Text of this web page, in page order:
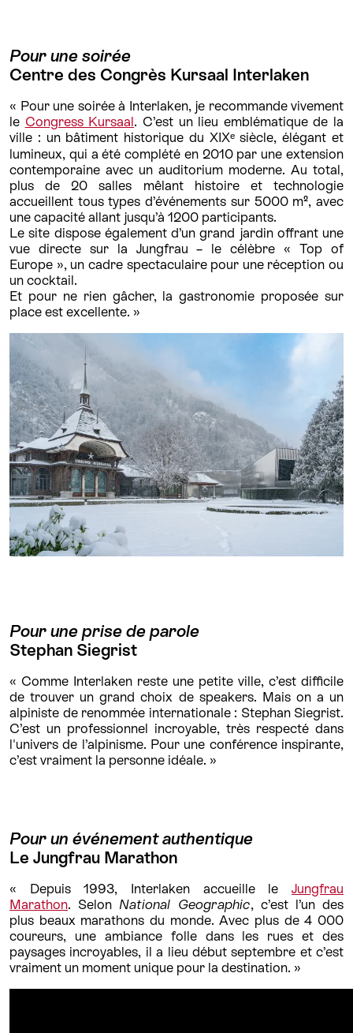
Pour une soirée
Centre des Congrès Kursaal Interlaken
« Pour une soirée à Interlaken, je recommande vivement
le Congress Kursaal. C’est un lieu emblématique de la
ville : un bâtiment historique du XIXᵉ siècle, élégant et
lumineux, qui a été complété en 2010 par une extension
contemporaine avec un auditorium moderne. Au total,
plus de 20 salles mêlant histoire et technologie
accueillent tous types d’événements sur 5000 m², avec
une capacité allant jusqu’à 1200 participants.
Le site dispose également d’un grand jardin offrant une
vue directe sur la Jungfrau – le célèbre « Top of
Europe », un cadre spectaculaire pour une réception ou
un cocktail.
Et pour ne rien gâcher, la gastronomie proposée sur
place est excellente. »
Pour une prise de parole
Stephan Siegrist
« Comme Interlaken reste une petite ville, c’est difficile
de trouver un grand choix de speakers. Mais on a un
alpiniste de renommée internationale : Stephan Siegrist.
C’est un professionnel incroyable, très respecté dans
l'univers de l’alpinisme. Pour une conférence inspirante,
c’est vraiment la personne idéale. »
Pour un événement authentique
Le Jungfrau Marathon
« Depuis 1993, Interlaken accueille le Jungfrau
Marathon. Selon National Geographic, c’est l’un des
plus beaux marathons du monde. Avec plus de 4 000
coureurs, une ambiance folle dans les rues et des
paysages incroyables, il a lieu début septembre et c’est
vraiment un moment unique pour la destination. »